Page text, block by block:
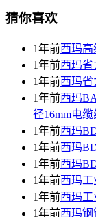
猜你喜欢
1年前西玛高
1年前西玛省
1年前西玛省
1年前西玛
径16mm电缆
1年前西玛
1年前西玛
1年前西玛
1年前西玛工
1年前西玛工
1年前西玛钢